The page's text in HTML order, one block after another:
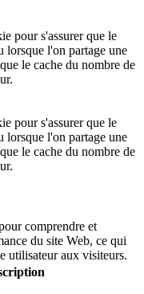
pour s'assurer que le
lorsque l'on partage une
le cache du nombre de
pour s'assurer que le
lorsque l'on partage une
le cache du nombre de
comprendre et
du site Web, ce qui
utilisateur aux visiteurs.